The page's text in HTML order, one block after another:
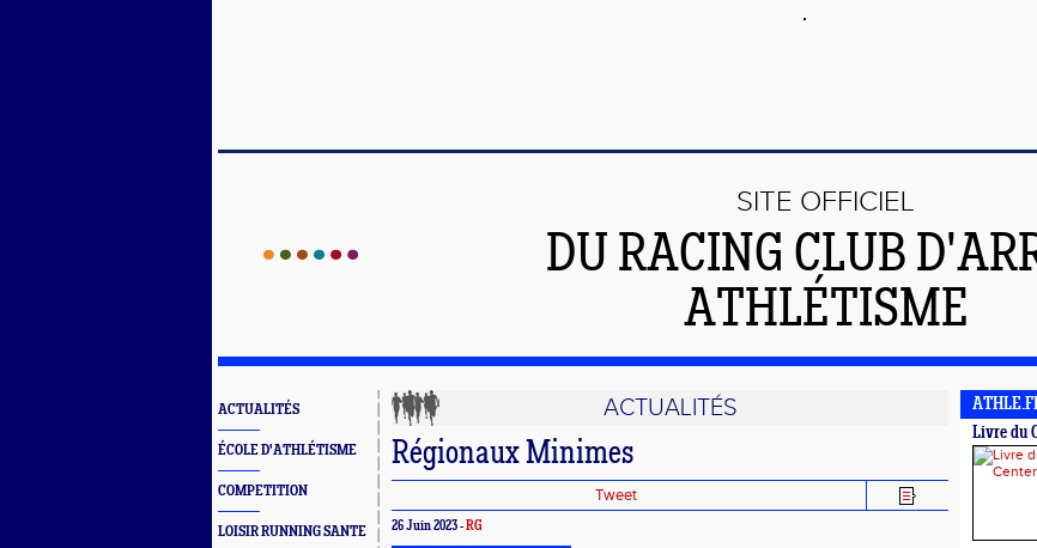
SITE OFFICIEL
DU RACING CLUB
ATHLÉTISME
ACTUALITÉS
ÉCOLE D'ATHLÉTISME
COMPETITION
LOISIR RUNNING SANTE
ACTUALITÉS
Régionaux Minimes
Tweet
26 Juin 2023 -RG
Livre du